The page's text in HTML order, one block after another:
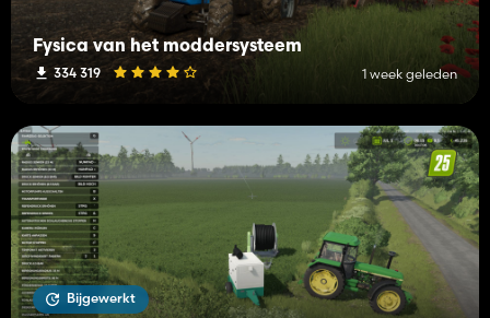
Fysica van het moddersysteem
334 319 1 week geleden
Bijgewerkt